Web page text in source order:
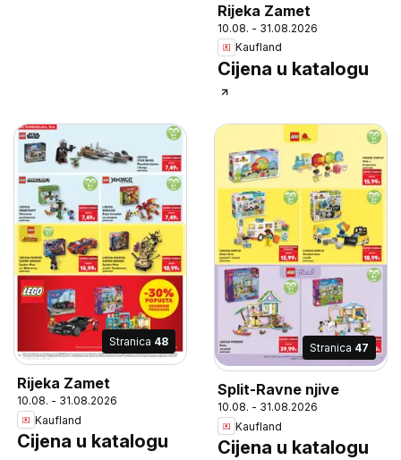
Rijeka Zamet
10.08. - 31.08.2026
Kaufland
Cijena u katalogu
Stranica 48
Rijeka Zamet
10.08. - 31.08.2026
Kaufland
Cijena u katalogu
Stranica 47
Split-Ravne njive
10.08. - 31.08.2026
Kaufland
Cijena u katalogu